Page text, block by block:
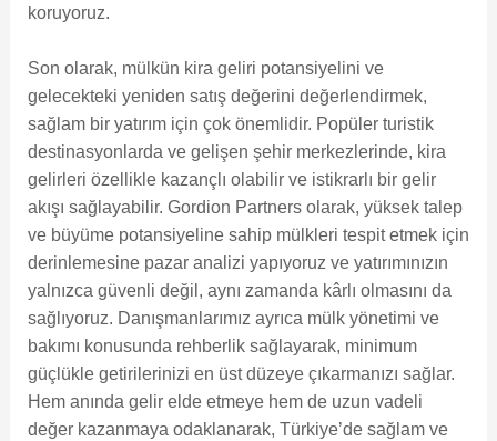
koruyoruz.
Son olarak, mülkün kira geliri potansiyelini ve
gelecekteki yeniden satış değerini değerlendirmek,
sağlam bir yatırım için çok önemlidir. Popüler turistik
destinasyonlarda ve gelişen şehir merkezlerinde, kira
gelirleri özellikle kazançlı olabilir ve istikrarlı bir gelir
akışı sağlayabilir. Gordion Partners olarak, yüksek talep
ve büyüme potansiyeline sahip mülkleri tespit etmek için
derinlemesine pazar analizi yapıyoruz ve yatırımınızın
yalnızca güvenli değil, aynı zamanda kârlı olmasını da
sağlıyoruz. Danışmanlarımız ayrıca mülk yönetimi ve
bakımı konusunda rehberlik sağlayarak, minimum
güçlükle getirilerinizi en üst düzeye çıkarmanızı sağlar.
Hem anında gelir elde etmeye hem de uzun vadeli
değer kazanmaya odaklanarak, Türkiye’de sağlam ve